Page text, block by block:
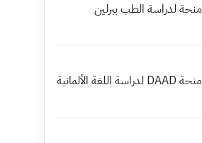
منحة لدراسة الطب ببرلين
منحة DAAD لدراسة اللغة الألمانية